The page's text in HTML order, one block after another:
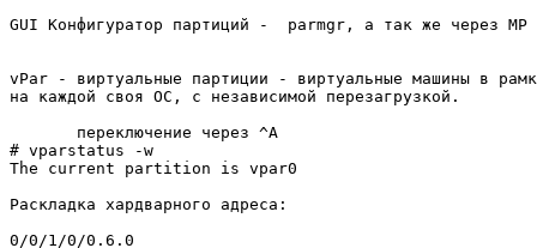
GUI Конфигуратор партиций -  parmgr, а так же через MP
vPar - виртуальные партиции - виртуальные машины в
на каждой своя ОС, с независимой перезагрузкой.
       переключение через ^A
# vparstatus -w
The current partition is vpar0
Раскладка хардварного адреса:
0/0/1/0/0.6.0